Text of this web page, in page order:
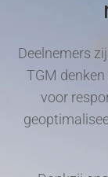
Deelnemers
TGM
voor